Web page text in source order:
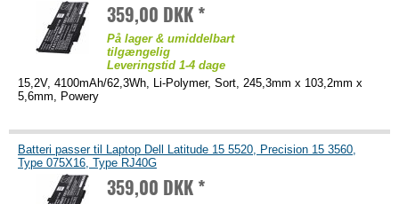
359,00 DKK *
På lager & umiddelbart
tilgængelig
Leveringstid 1-4 dage
15,2V, 4100mAh/62,3Wh, Li-Polymer, Sort, 245,3mm x 103,2mm x
5,6mm, Powery
Batteri passer til Laptop Dell Latitude 15 5520, Precision 15 3560,
Type 075X16, Type RJ40G
359,00 DKK *